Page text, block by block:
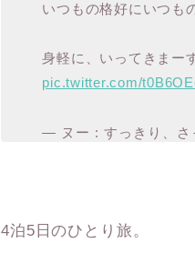
いつもの格好にいつも
身軽に、いってきまー
pic.twitter.com/
— ヌー : すっきり、
4泊5日のひとり旅。